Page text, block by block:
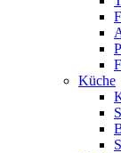
Küche